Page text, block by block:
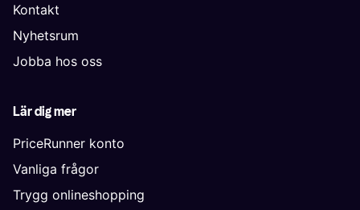
Kontakt
Nyhetsrum
Jobba hos oss
Lär dig mer
PriceRunner konto
Vanliga frågor
Trygg onlineshopping